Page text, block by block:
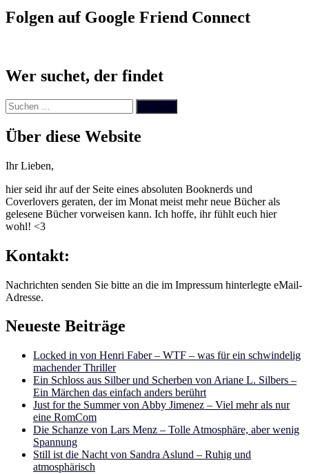
Folgen auf Google Friend Connect
Wer suchet, der findet
Suchen
nach:
Über diese Website
Ihr Lieben,
hier seid ihr auf der Seite eines absoluten Booknerds und
Coverlovers geraten, der im Monat meist mehr neue Bücher als
gelesene Bücher vorweisen kann. Ich hoffe, ihr fühlt euch hier
wohl! <3
Kontakt:
Nachrichten senden Sie bitte an die im Impressum hinterlegte eMail-
Adresse.
Neueste Beiträge
Locked in von Henri Faber – WTF – was für ein schwindelig
machender Thriller
Ein Schloss aus Silber und Scherben von Ariane L. Silbers –
Ein Märchen das einfach anders berührt
Just for the Summer von Abby Jimenez – Viel mehr als nur
eine RomCom
Die Schanze von Lars Menz – Tolle Atmosphäre, aber wenig
Spannung
Still ist die Nacht von Sandra Aslund – Ruhig und
atmosphärisch